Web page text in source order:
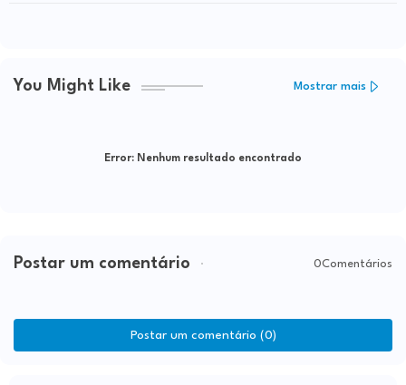
You Might Like Mostrar mais
Error: Nenhum resultado encontrado
Postar um comentário 0Comentários
Postar um comentário (0)